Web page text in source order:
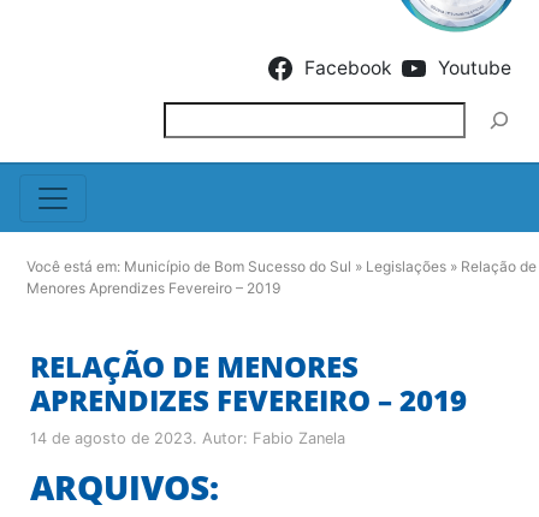
Facebook Youtube
Você está em: Município de Bom Sucesso do Sul » Legislações » Relação de
Menores Aprendizes Fevereiro – 2019
RELAÇÃO DE MENORES
APRENDIZES FEVEREIRO – 2019
14 de agosto de 2023. Autor: Fabio Zanela
ARQUIVOS: